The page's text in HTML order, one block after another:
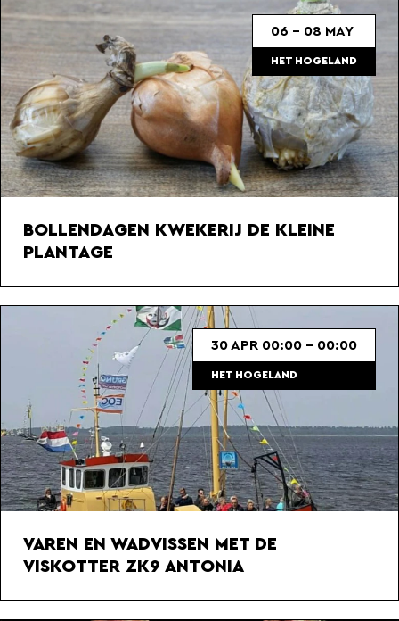
06 - 08 MAY
HET HOGELAND
BOLLENDAGEN KWEKERIJ DE KLEINE
PLANTAGE
30 APR 00:00 - 00:00
HET HOGELAND
VAREN EN WADVISSEN MET DE
VISKOTTER ZK9 ANTONIA